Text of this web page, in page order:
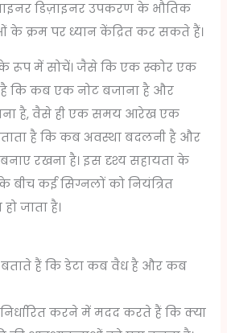
डिज़ाइनर उपकरण के भौतिक
क्रम पर ध्यान केंद्रित कर सकते हैं।
रूप में सोचें। जैसे कि एक स्कोर एक
है कि कब एक नोट बजाना है और
है, वैसे ही एक समय आरेख एक
है कि कब अवस्था बदलनी है और
रखना है। इस दृश्य सहायता के
बीच कई सिग्नलों को नियंत्रित
जाता है।
हैं कि डेटा कब वैध है और कब
करने में मदद करते हैं कि क्या